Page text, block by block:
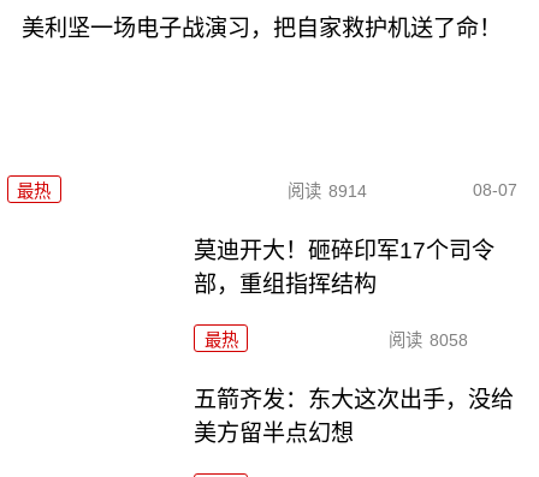
美利坚一场电子战演习，把自家救护机送了命！
最热 阅读 8914 08-07
莫迪开大！砸碎印军17个司令
部，重组指挥结构
最热 阅读 8058
五箭齐发：东大这次出手，没给
美方留半点幻想